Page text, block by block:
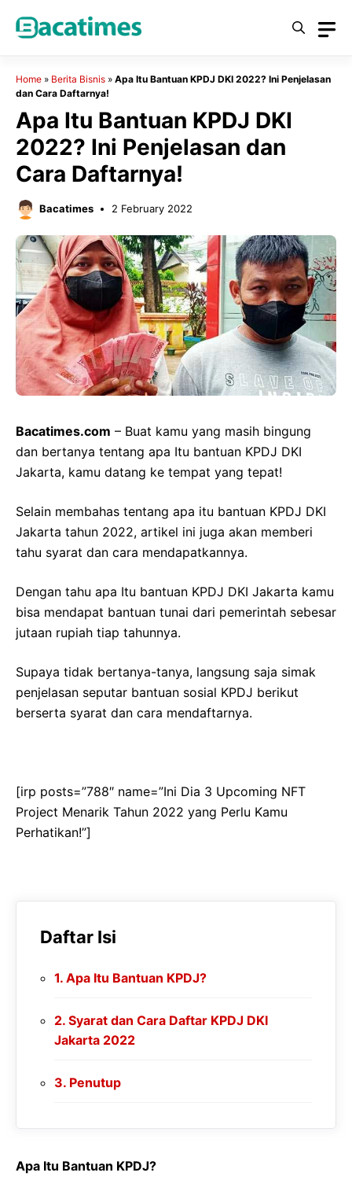
Home » Berita Bisnis » Apa Itu Bantuan KPDJ DKI 2022? Ini Penjelasan
dan Cara Daftarnya!
Apa Itu Bantuan KPDJ DKI
2022? Ini Penjelasan dan
Cara Daftarnya!
Bacatimes 2 February 2022
Bacatimes.com – Buat kamu yang masih bingung
dan bertanya tentang apa Itu bantuan KPDJ DKI
Jakarta, kamu datang ke tempat yang tepat!
Selain membahas tentang apa itu bantuan KPDJ DKI
Jakarta tahun 2022, artikel ini juga akan memberi
tahu syarat dan cara mendapatkannya.
Dengan tahu apa Itu bantuan KPDJ DKI Jakarta kamu
bisa mendapat bantuan tunai dari pemerintah sebesar
jutaan rupiah tiap tahunnya.
Supaya tidak bertanya-tanya, langsung saja simak
penjelasan seputar bantuan sosial KPDJ berikut
berserta syarat dan cara mendaftarnya.
[irp posts=”788″ name=”Ini Dia 3 Upcoming NFT
Project Menarik Tahun 2022 yang Perlu Kamu
Perhatikan!”]
Daftar Isi
Apa Itu Bantuan KPDJ?
Syarat dan Cara Daftar KPDJ DKI
Jakarta 2022
Penutup
Apa Itu Bantuan KPDJ?